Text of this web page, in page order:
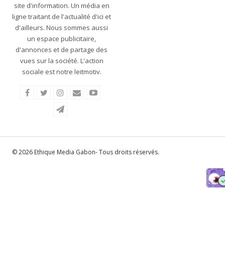
site d'information. Un média en
ligne traitant de l'actualité d'ici et
d'ailleurs. Nous sommes aussi
un espace publicitaire,
d'annonces et de partage des
vues sur la société. L'action
sociale est notre leitmotiv.
© 2026 Ethique Media Gabon- Tous droits réservés.